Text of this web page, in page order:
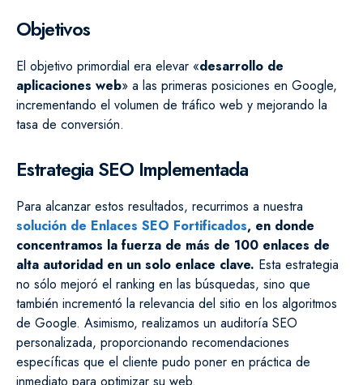
Objetivos
El objetivo primordial era elevar «desarrollo de
aplicaciones web» a las primeras posiciones en Google,
incrementando el volumen de tráfico web y mejorando la
tasa de conversión.
Estrategia SEO Implementada
Para alcanzar estos resultados, recurrimos a nuestra
solución de Enlaces SEO Fortificados, en donde
concentramos la fuerza de más de 100 enlaces de
alta autoridad en un solo enlace clave. Esta estrategia
no sólo mejoró el ranking en las búsquedas, sino que
también incrementó la relevancia del sitio en los algoritmos
de Google. Asimismo, realizamos un auditoría SEO
personalizada, proporcionando recomendaciones
específicas que el cliente pudo poner en práctica de
inmediato para optimizar su web.